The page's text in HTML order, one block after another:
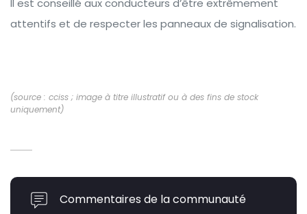
Il est conseillé aux conducteurs d’être extrêmement
attentifs et de respecter les panneaux de signalisation.
(source : cciss ; image à titre illustratif ou à des fins de stock
uniquement)
Commentaires de la communauté